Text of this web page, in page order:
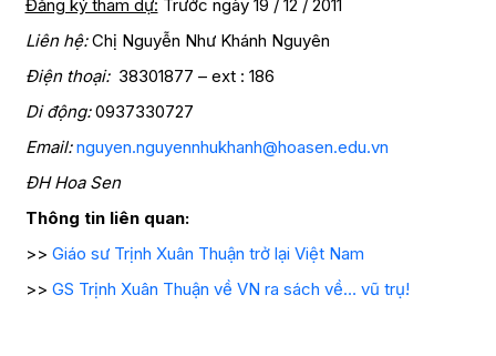
Đăng ký tham dự: Trước ngày 19 / 12 / 2011
Liên hệ:Chị Nguyễn Như Khánh Nguyên
Điện thoại:38301877 – ext : 186
Di động:0937330727
Email: nguyen.nguyennhukhanh@hoasen.edu.vn
ĐH Hoa Sen
Thông tin liên quan:
>> Giáo sư Trịnh Xuân Thuận trở lại Việt Nam
>> GS Trịnh Xuân Thuận về VN ra sách về… vũ trụ!